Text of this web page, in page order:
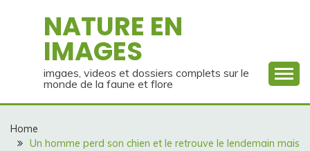
NATURE EN
IMAGES
imgaes, videos et dossiers complets sur le
monde de la faune et flore
Home
Un homme perd son chien et le retrouve le lendemain mais